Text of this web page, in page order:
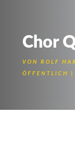
Chor
VON ROLF
ÖFFENTLICH